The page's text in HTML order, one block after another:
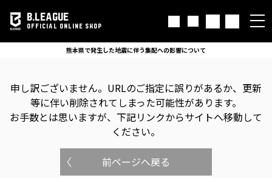
B.LEAGUE
OFFICIAL ONLINE SHOP
熊本県で発生した地震に伴う集配への影響について
申し訳ございません。 URLのご指定に誤りがあるか、更新
等に伴い削除されてしまった可能性があります。
お手数とは思いますが、下記リンクからサイトへ移動して
ください。
前ページへ戻る